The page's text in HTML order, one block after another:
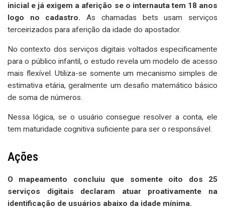
inicial e já exigem a aferição se o internauta tem 18 anos
logo no cadastro. As chamadas bets usam serviços
terceirizados para aferição da idade do apostador.
No contexto dos serviços digitais voltados especificamente
para o público infantil, o estudo revela um modelo de acesso
mais flexível. Utiliza-se somente um mecanismo simples de
estimativa etária, geralmente um desafio matemático básico
de soma de números.
Nessa lógica, se o usuário consegue resolver a conta, ele
tem maturidade cognitiva suficiente para ser o responsável.
Ações
O mapeamento concluiu que somente oito dos 25
serviços digitais declaram atuar proativamente na
identificação de usuários abaixo da idade mínima.